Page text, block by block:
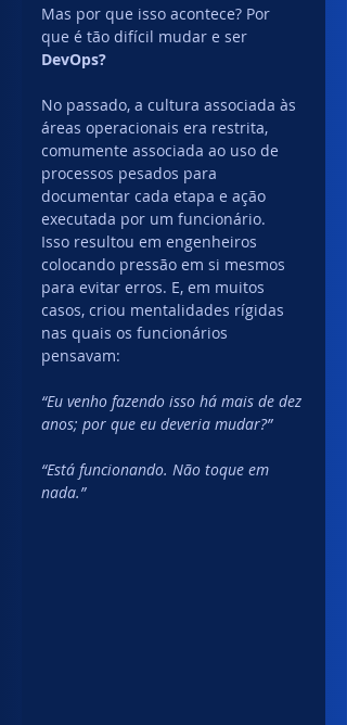
Mas por que isso acontece? Por
que é tão difícil mudar e ser
DevOps?
No passado, a cultura associada às
áreas operacionais era restrita,
comumente associada ao uso de
processos pesados para
documentar cada etapa e ação
executada por um funcionário.
Isso resultou em engenheiros
colocando pressão em si mesmos
para evitar erros. E, em muitos
casos, criou mentalidades rígidas
nas quais os funcionários
pensavam:
“Eu venho fazendo isso há mais de dez
anos; por que eu deveria mudar?”
“Está funcionando. Não toque em
nada.”